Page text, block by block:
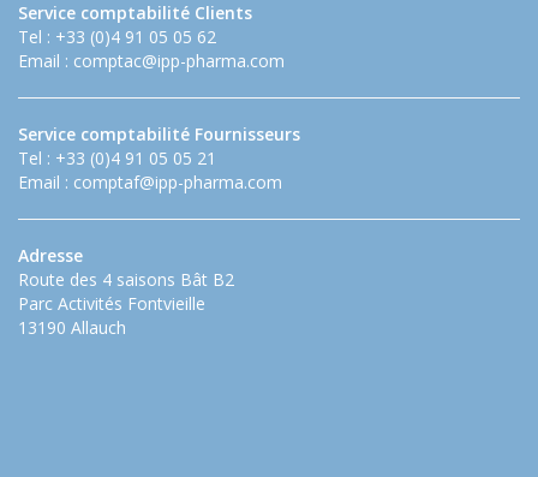
Service comptabilité Clients
Tel : +33 (0)4 91 05 05 62
Email : comptac@ipp-pharma.com
Service comptabilité Fournisseurs
Tel : +33 (0)4 91 05 05 21
Email : comptaf@ipp-pharma.com
Adresse
Route des 4 saisons Bât B2
Parc Activités Fontvieille
13190 Allauch